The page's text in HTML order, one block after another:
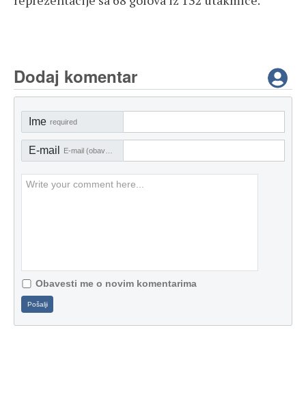
Dodaj komentar
Ime required
E-mail
Obavesti me o novim komentarima
Pošalji